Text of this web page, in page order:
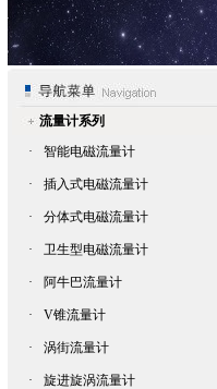
流量计系列
·
智能电磁流量计
· 插入式电磁流量计
· 分体式电磁流量计
· 卫生型电磁流量计
· 阿牛巴流量计
· V锥流量计
· 涡街流量计
· 旋进旋涡流量计